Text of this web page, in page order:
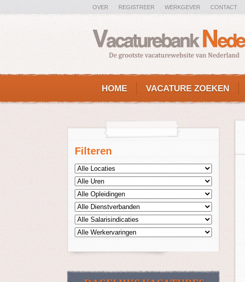
OVER REGISTREER WERKGEVER CONTACT
HOME VACATURE ZOEKEN
Filteren